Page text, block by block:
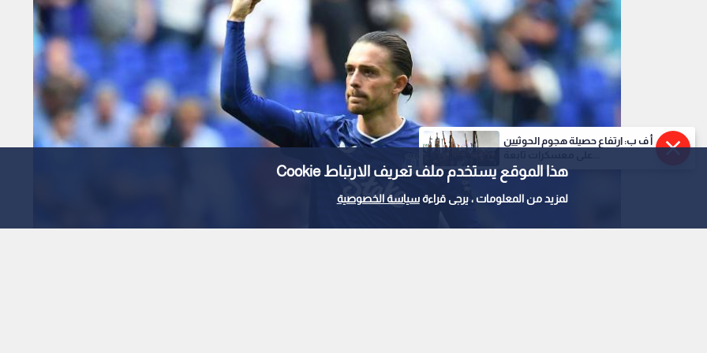
هذا الموقع يستخدم ملف تعريف الارتباط Cookie
لمزيد من المعلومات ، يرجى قراءةسياسة الخصوصية
أ ف ب: ارتفاع حصيلة هجوم الحوثيين